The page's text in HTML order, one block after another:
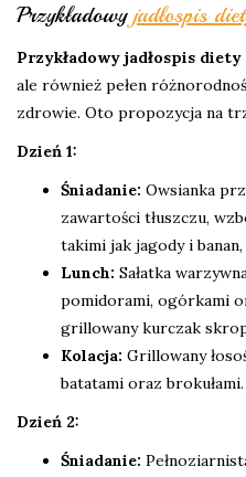
Przykładowyjadłospis
Przykładowy jadłospis diety
ale również pełen
zdrowie. Oto propozycja na
Dzień 1:
Śniadanie: Owsianka
zawartości tłuszczu,
takimi jak jagody i banan,
Lunch: Sałatka
pomidorami, ogórkami
grillowany kurczak
Kolacja: Grillowany
batatami oraz brokułami.
Dzień 2:
Śniadanie: